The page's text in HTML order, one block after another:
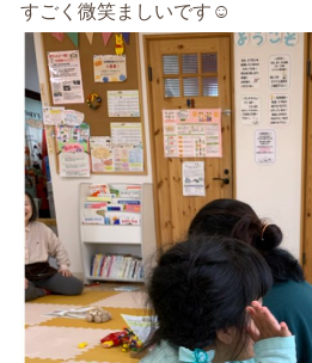
すごく微笑ましいです☺️